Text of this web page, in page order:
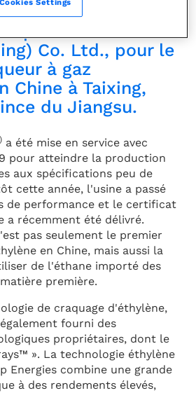
et la
Co. Ltd., pour le
à gaz
Chine à Taixing,
du Jiangsu.
a été mise en service avec
pour atteindre la production
aux spécifications peu de
cette année, l'usine a passé
de performance et le certificat
a récemment été délivré.
pas seulement le premier
en Chine, mais aussi la
de l'éthane importé des
première.
de craquage d'éthylène,
fourni des
propriétaires, dont le
». La technologie éthylène
Energies combine une grande
à des rendements élevés,
Cookies Settings